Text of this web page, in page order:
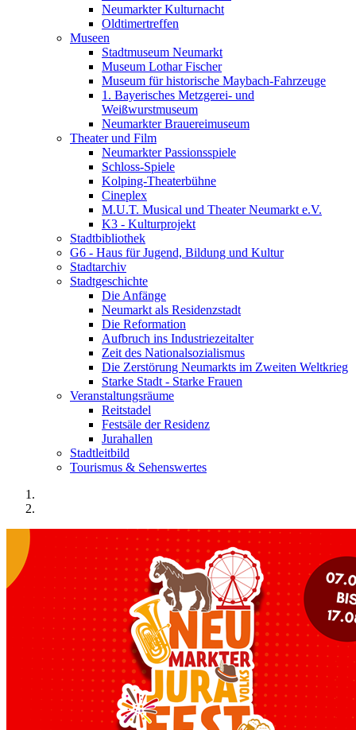
Neumarkter Kulturnacht
Oldtimertreffen
Museen
Stadtmuseum Neumarkt
Museum Lothar Fischer
Museum für historische Maybach-Fahrzeuge
1. Bayerisches Metzgerei- und
Weißwurstmuseum
Neumarkter Brauereimuseum
Theater und Film
Neumarkter Passionsspiele
Schloss-Spiele
Kolping-Theaterbühne
Cineplex
M.U.T. Musical und Theater Neumarkt e.V.
K3 - Kulturprojekt
Stadtbibliothek
G6 - Haus für Jugend, Bildung und Kultur
Stadtarchiv
Stadtgeschichte
Die Anfänge
Neumarkt als Residenzstadt
Die Reformation
Aufbruch ins Industriezeitalter
Zeit des Nationalsozialismus
Die Zerstörung Neumarkts im Zweiten Weltkrieg
Starke Stadt - Starke Frauen
Veranstaltungsräume
Reitstadel
Festsäle der Residenz
Jurahallen
Stadtleitbild
Tourismus & Sehenswertes